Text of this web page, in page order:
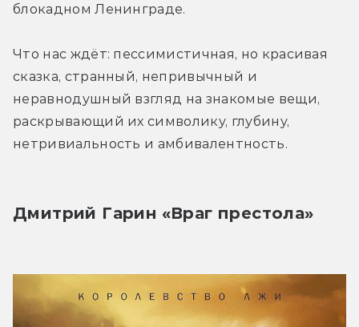
блокадном Ленинграде.
Что нас ждёт: пессимистичная, но красивая
сказка, странный, непривычный и
неравнодушный взгляд на знакомые вещи,
раскрывающий их символику, глубину,
нетривиальность и амбивалентность.
Дмитрий Гарин «Враг престола»